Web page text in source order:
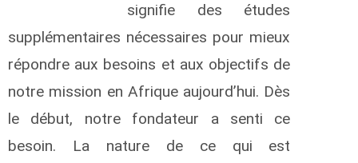
signifie des études
supplémentaires nécessaires pour mieux
répondre aux besoins et aux objectifs de
notre mission en Afrique aujourd’hui. Dès
le début, notre fondateur a senti ce
besoin. La nature de ce qui est